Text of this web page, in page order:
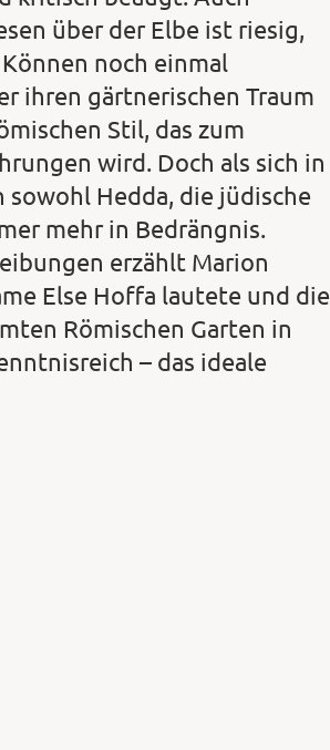
über der Elbe ist riesig,
noch einmal
ihren gärtnerischen Traum
Stil, das zum
wird. Doch als sich in
Hedda, die jüdische
mehr in Bedrängnis.
erzählt Marion
Else Hoffa lautete und die
Römischen Garten in
– das ideale